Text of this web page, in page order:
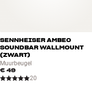
SENNHEISER AMBEO
SOUNDBAR WALLMOUNT
(ZWART)
Muurbeugel
€ 49
20